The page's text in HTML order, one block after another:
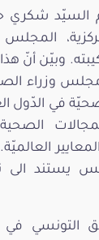
السيّد شكري
وبيّن أنّ
وزراء
في الدّول
يستند الى
التونسي في